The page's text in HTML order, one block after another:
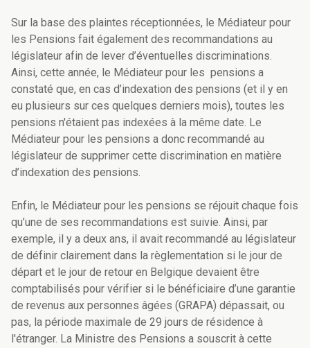
Sur la base des plaintes réceptionnées, le Médiateur pour
les Pensions fait également des recommandations au
législateur afin de lever d’éventuelles discriminations.
Ainsi, cette année, le Médiateur pour les pensions a
constaté que, en cas d’indexation des pensions (et il y en
eu plusieurs sur ces quelques derniers mois), toutes les
pensions n'étaient pas indexées à la même date. Le
Médiateur pour les pensions a donc recommandé au
législateur de supprimer cette discrimination en matière
d’indexation des pensions.
Enfin, le Médiateur pour les pensions se réjouit chaque fois
qu’une de ses recommandations est suivie. Ainsi, par
exemple, il y a deux ans, il avait recommandé au législateur
de définir clairement dans la règlementation si le jour de
départ et le jour de retour en Belgique devaient être
comptabilisés pour vérifier si le bénéficiaire d’une garantie
de revenus aux personnes âgées (GRAPA) dépassait, ou
pas, la période maximale de 29 jours de résidence à
l'étranger. La Ministre des Pensions a souscrit à cette